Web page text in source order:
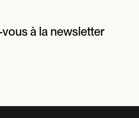
à la newsletter